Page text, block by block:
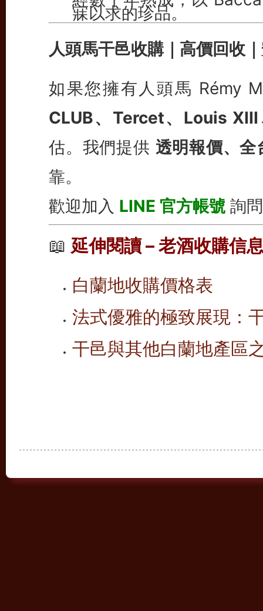
寐以求的珍品。
人頭馬干邑收購｜高價回收
如果您擁有人頭馬 Rémy
CLUB、Tercet、Louis
估。我們提供 透明報價、全
靠。
歡迎加入 LINE 官方帳號 詢
📖 延伸閱讀 – 老酒收購信
白蘭地收購價格表
法式優雅的極致展現：
干邑與其他白蘭地產區